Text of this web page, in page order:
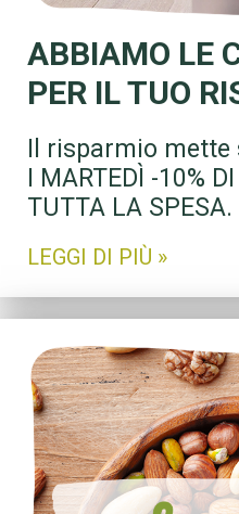
ABBIAMO LE
PER IL TUO
Il risparmio
I MARTEDÌ -10%
TUTTA LA
LEGGI DI PIÙ »